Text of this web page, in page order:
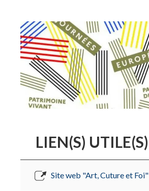
LIEN(S) UTILE(S)
Site web "Art, Cuture et Foi"